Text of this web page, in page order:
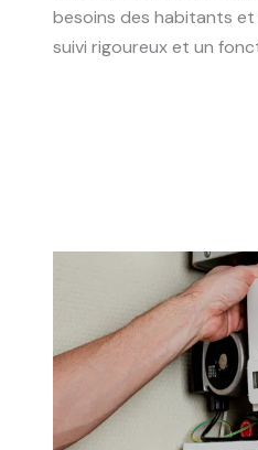
besoins des habitants
suivi rigoureux et un